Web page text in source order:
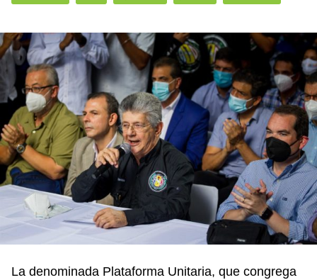
La denominada Plataforma Unitaria, que congrega